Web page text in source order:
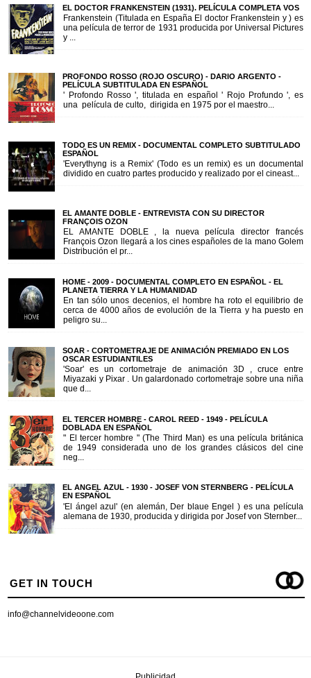
EL DOCTOR FRANKENSTEIN (1931). PELÍCULA COMPLETA VOS
Frankenstein (Titulada en España El doctor Frankenstein y ) es
una película de terror de 1931 producida por Universal Pictures
y ...
PROFONDO ROSSO (ROJO OSCURO) - DARIO ARGENTO -
PELÍCULA SUBTITULADA EN ESPAÑOL
' Profondo Rosso ', titulada en español ' Rojo Profundo ', es
una película de culto, dirigida en 1975 por el maestro...
TODO ES UN REMIX - DOCUMENTAL COMPLETO SUBTITULADO
ESPAÑOL
'Everythyng is a Remix' (Todo es un remix) es un documental
dividido en cuatro partes producido y realizado por el cineast...
EL AMANTE DOBLE - ENTREVISTA CON SU DIRECTOR
FRANÇOIS OZON
EL AMANTE DOBLE , la nueva película director francés
François Ozon llegará a los cines españoles de la mano Golem
Distribución el pr...
HOME - 2009 - DOCUMENTAL COMPLETO EN ESPAÑOL - EL
PLANETA TIERRA Y LA HUMANIDAD
En tan sólo unos decenios, el hombre ha roto el equilibrio de
cerca de 4000 años de evolución de la Tierra y ha puesto en
peligro su...
SOAR - CORTOMETRAJE DE ANIMACIÓN PREMIADO EN LOS
OSCAR ESTUDIANTILES
'Soar' es un cortometraje de animación 3D , cruce entre
Miyazaki y Pixar . Un galardonado cortometraje sobre una niña
que d...
EL TERCER HOMBRE - CAROL REED - 1949 - PELÍCULA
DOBLADA EN ESPAÑOL
" El tercer hombre " (The Third Man) es una película británica
de 1949 considerada uno de los grandes clásicos del cine
neg...
EL ANGEL AZUL - 1930 - JOSEF VON STERNBERG - PELÍCULA
EN ESPAÑOL
'El ángel azul' (en alemán, Der blaue Engel ) es una película
alemana de 1930, producida y dirigida por Josef von Sternber...
GET IN TOUCH
info@channelvideoone.com